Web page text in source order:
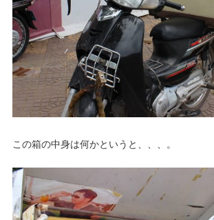
この箱の中身は何かというと、、、。